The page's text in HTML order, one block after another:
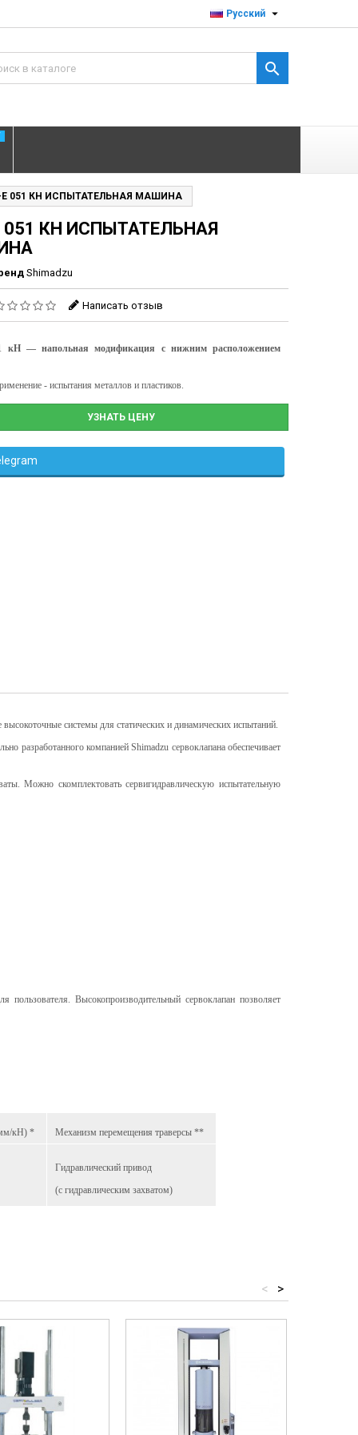
Русский 

E 051 КН ИСПЫТАТЕЛЬНАЯ МАШИНА
051 КН ИСПЫТАТЕЛЬНАЯ
Shimadzu
Написать отзыв
кН — напольная модификация с нижним расположением
- испытания металлов и пластиков.
УЗНАТЬ ЦЕНУ
системы для статических и динамических испытаний.
разработанного компанией Shimadzu сервоклапана обеспечивает
Можно скомплектовать сервигидравлическую испытательную
Высокопроизводительный сервоклапан позволяет
кН) * Механизм перемещения траверсы **
Гидравлический привод
(с гидравлическим захватом)
>
<